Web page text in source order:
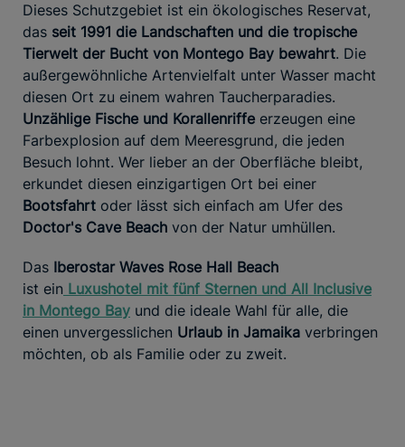
Dieses Schutzgebiet ist ein ökologisches Reservat,
das seit 1991 die Landschaften und die tropische
Tierwelt der Bucht von Montego Bay bewahrt. Die
außergewöhnliche Artenvielfalt unter Wasser macht
diesen Ort zu einem wahren Taucherparadies.
Unzählige Fische und Korallenriffe erzeugen eine
Farbexplosion auf dem Meeresgrund, die jeden
Besuch lohnt. Wer lieber an der Oberfläche bleibt,
erkundet diesen einzigartigen Ort bei einer
Bootsfahrt oder lässt sich einfach am Ufer des
Doctor's Cave Beach von der Natur umhüllen.
Das Iberostar Waves Rose Hall Beach
ist ein Luxushotel mit fünf Sternen und All Inclusive
in Montego Bay und die ideale Wahl für alle, die
einen unvergesslichen Urlaub in Jamaika verbringen
möchten, ob als Familie oder zu zweit.